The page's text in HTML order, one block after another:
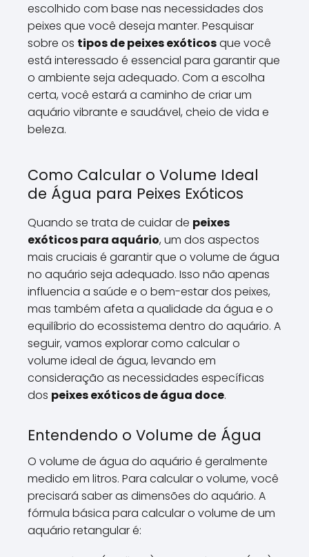
escolhido com base nas necessidades dos
peixes que você deseja manter. Pesquisar
sobre os tipos de peixes exóticosque você
está interessado é essencial para garantir que
o ambiente seja adequado. Com a escolha
certa, você estará a caminho de criar um
aquário vibrante e saudável, cheio de vida e
beleza.
Como Calcular o Volume Ideal
de Água para Peixes Exóticos
Quando se trata de cuidar de peixes
exóticos para aquário, um dos aspectos
mais cruciais é garantir que o volume de água
no aquário seja adequado. Isso não apenas
influencia a saúde e o bem-estar dos peixes,
mas também afeta a qualidade da água e o
equilíbrio do ecossistema dentro do aquário. A
seguir, vamos explorar como calcular o
volume ideal de água, levando em
consideração as necessidades específicas
dos peixes exóticos de água doce.
Entendendo o Volume de Água
O volume de água do aquário é geralmente
medido em litros. Para calcular o volume, você
precisará saber as dimensões do aquário. A
fórmula básica para calcular o volume de um
aquário retangular é: